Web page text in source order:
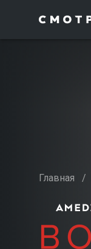
Главная /